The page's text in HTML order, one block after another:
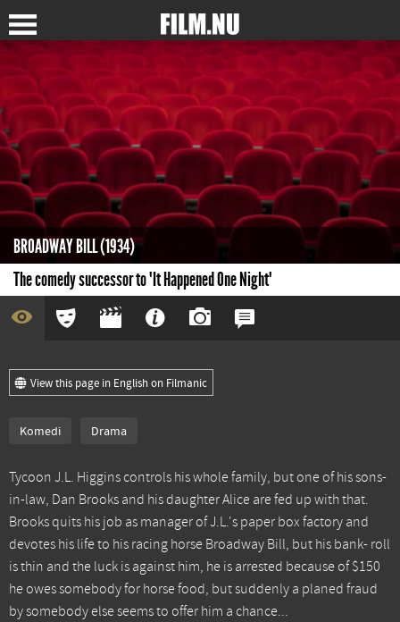
BROADWAY BILL (1934)
The comedy successor to "It Happened One Night"
View this page in English on Filmanic
Komedi Drama
Tycoon J.L. Higgins controls his whole family, but one of his sons-
in-law, Dan Brooks and his daughter Alice are fed up with that.
Brooks quits his job as manager of J.L.'s paper box factory and
devotes his life to his racing horse Broadway Bill, but his bank- roll
is thin and the luck is against him, he is arrested because of $150
he owes somebody for horse food, but suddenly a planed fraud
by somebody else seems to offer him a chance...